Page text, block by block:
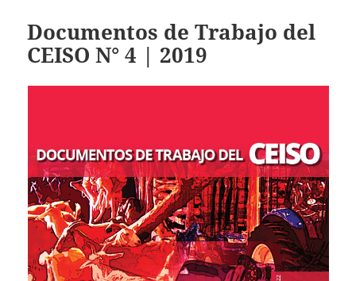
Documentos de Trabajo del
CEISO N° 4 | 2019